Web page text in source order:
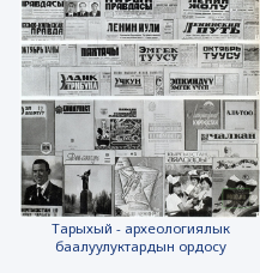
Тарыхый - археологиялык
баалуулуктардын ордосу